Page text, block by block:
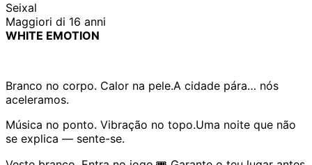
Seixal
Maggiori di 16 anni
WHITE EMOTION
Branco no corpo. Calor na pele.A cidade pára… nós
aceleramos.
Música no ponto. Vibração no topo.Uma noite que não
se explica — sente-se.